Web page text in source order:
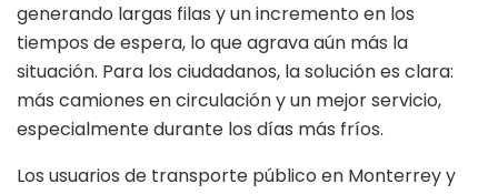
generando largas filas y un incremento en los
tiempos de espera, lo que agrava aún más la
situación. Para los ciudadanos, la solución es clara:
más camiones en circulación y un mejor servicio,
especialmente durante los días más fríos.
Los usuarios de transporte público en Monterrey y